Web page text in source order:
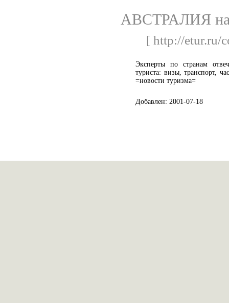
АВСТРАЛИЯ
[ http://etur.ru/
Эксперты по странам
туриста: визы, транспорт,
=новости туризма=
Добавлен: 2001-07-18